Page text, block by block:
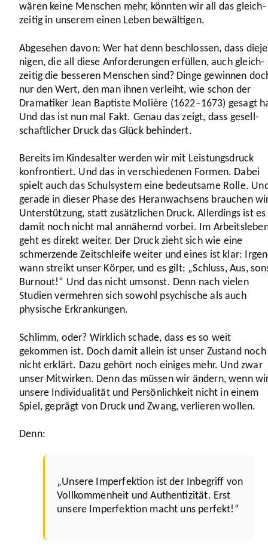
wären keine Menschen mehr, könnten wir all das gleich­
zeitig in unserem einen Leben bewäl­tigen.
Abgesehen davon: Wer hat denn beschlossen, dass
nigen, die all diese Anfor­de­rungen erfüllen, auch gleich­
zeitig die besseren Menschen sind? Dinge gewinnen
nur den Wert, den man ihnen verleiht, wie schon der
Drama­tiker Jean Baptiste Molière (1622–1673) gesagt
Und das ist nun mal Fakt. Genau das zeigt, dass gesell­
schaft­li­cher Druck das Glück behindert.
Bereits im Kindes­alter werden wir mit Leis­tungs­druck
konfron­tiert. Und das in verschie­denen Formen. Dabei
spielt auch das Schul­system eine bedeut­same Rolle.
gerade in dieser Phase des Heran­wach­sens brauchen
Unter­stüt­zung, statt zusätz­li­chen Druck. Aller­dings ist es
damit noch nicht mal annähernd vorbei. Im
geht es direkt weiter. Der Druck zieht sich wie eine
schmer­zende Zeit­schleife weiter und eines ist klar:
wann streikt unser Körper, und es gilt: „Schluss, Aus,
Burnout!“ Und das nicht umsonst. Denn nach vielen
Studien vermehren sich sowohl psychi­sche als auch
physische Erkran­kungen.
Schlimm, oder? Wirklich schade, dass es so weit
gekommen ist. Doch damit allein ist unser Zustand noch
nicht erklärt. Dazu gehört noch einiges mehr. Und zwar
unser Mitwirken. Denn das müssen wir ändern, wenn
unsere Indi­vi­dua­lität und Persön­lich­keit nicht in einem
Spiel, geprägt von Druck und Zwang, verlieren wollen.
Denn:
„Unsere Imper­fek­tion ist der Inbegriff von
Voll­kom­men­heit und Authen­ti­zität. Erst
unsere Imper­fek­tion macht uns perfekt!“